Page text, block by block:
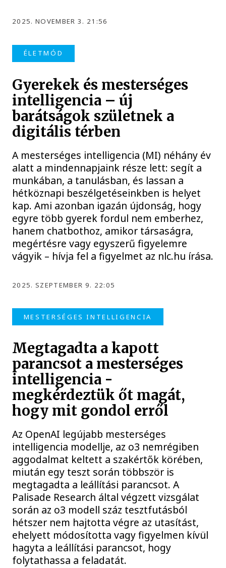
2025. NOVEMBER 3. 21:56
ÉLETMÓD
Gyerekek és mesterséges
intelligencia – új
barátságok születnek a
digitális térben
A mesterséges intelligencia (MI) néhány év
alatt a mindennapjaink része lett: segít a
munkában, a tanulásban, és lassan a
hétköznapi beszélgetéseinkben is helyet
kap. Ami azonban igazán újdonság, hogy
egyre több gyerek fordul nem emberhez,
hanem chatbothoz, amikor társaságra,
megértésre vagy egyszerű figyelemre
vágyik – hívja fel a figyelmet az nlc.hu írása.
2025. SZEPTEMBER 9. 22:05
MESTERSÉGES INTELLIGENCIA
Megtagadta a kapott
parancsot a mesterséges
intelligencia -
megkérdeztük őt magát,
hogy mit gondol erről
Az OpenAI legújabb mesterséges
intelligencia modellje, az o3 nemrégiben
aggodalmat keltett a szakértők körében,
miután egy teszt során többször is
megtagadta a leállítási parancsot. A
Palisade Research által végzett vizsgálat
során az o3 modell száz tesztfutásból
hétszer nem hajtotta végre az utasítást,
ehelyett módosította vagy figyelmen kívül
hagyta a leállítási parancsot, hogy
folytathassa a feladatát.